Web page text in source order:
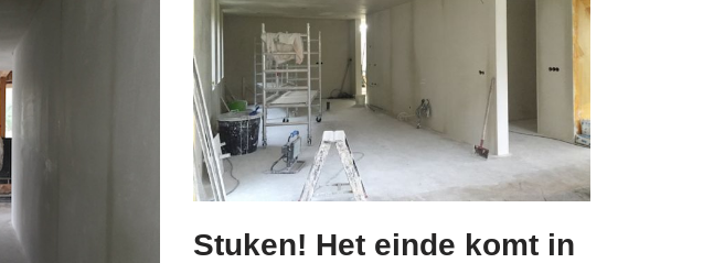
Stuken! Het einde komt in